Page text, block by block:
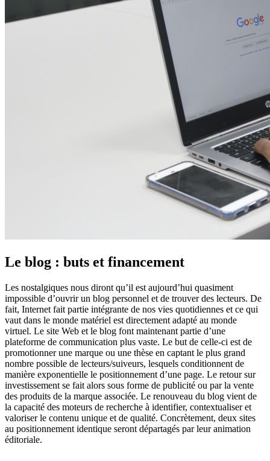
Le blog : buts et financement
Les nostalgiques nous diront qu’il est aujourd’hui quasiment
impossible d’ouvrir un blog personnel et de trouver des lecteurs. De
fait, Internet fait partie intégrante de nos vies quotidiennes et ce qui
vaut dans le monde matériel est directement adapté au monde
virtuel. Le site Web et le blog font maintenant partie d’une
plateforme de communication plus vaste. Le but de celle-ci est de
promotionner une marque ou une thèse en captant le plus grand
nombre possible de lecteurs/suiveurs, lesquels conditionnent de
manière exponentielle le positionnement d’une page. Le retour sur
investissement se fait alors sous forme de publicité ou par la vente
des produits de la marque associée. Le renouveau du blog vient de
la capacité des moteurs de recherche à identifier, contextualiser et
valoriser le contenu unique et de qualité. Concrètement, deux sites
au positionnement identique seront départagés par leur animation
éditoriale.